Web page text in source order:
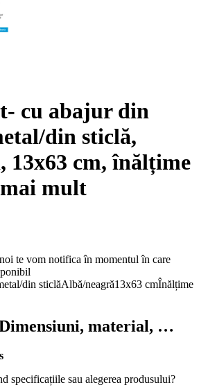
- cu abajur din
din sticlă,
13x63 cm, înălțime
mai mult
te vom notifica în momentul în care
din sticlăAlbă/neagră13x63 cmÎnălțime
material, …
specificațiile sau alegerea produsului?